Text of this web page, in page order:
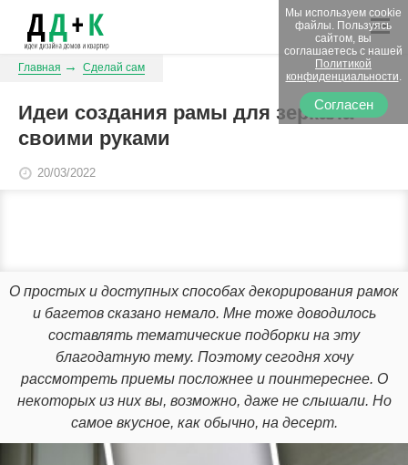
Главная Сделай сам
Идеи создания рамы для зеркала
своими руками
20/03/2022
О простых и доступных способах декорирования рамок
и багетов сказано немало. Мне тоже доводилось
составлять тематические подборки на эту
благодатную тему. Поэтому сегодня хочу
рассмотреть приемы посложнее и поинтереснее. О
некоторых из них вы, возможно, даже не слышали. Но
самое вкусное, как обычно, на десерт.
Мы используем cookie
файлы. Пользуясь
сайтом, вы
соглашаетесь с нашей
Политикой
конфиденциальности.
Согласен